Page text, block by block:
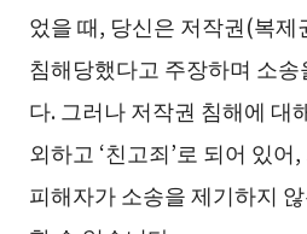
었을 때, 당신은 저작권(복제
침해당했다고 주장하며 소
다. 그러나 저작권 침해에 대
외하고 ‘친고죄’로 되어 있
피해자가 소송을 제기하지